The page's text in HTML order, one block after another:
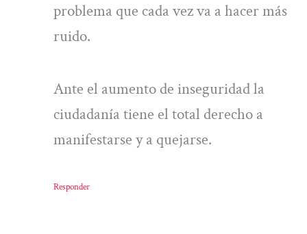
problema que cada vez va a hacer más
ruido.
Ante el aumento de inseguridad la
ciudadanía tiene el total derecho a
manifestarse y a quejarse.
Responder